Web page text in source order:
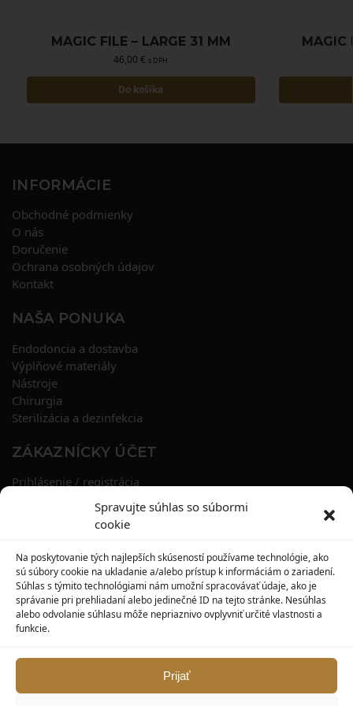
Spravujte súhlas so súbormi
cookie
Na poskytovanie tých najlepších skúseností používame technológie, ako
sú súbory cookie na ukladanie a/alebo prístup k informáciám o zariadení.
Súhlas s týmito technológiami nám umožní spracovávať údaje, ako je
správanie pri prehliadaní alebo jedinečné ID na tejto stránke. Nesúhlas
alebo odvolanie súhlasu môže nepriaznivo ovplyvniť určité vlastnosti a
funkcie.
Prijať
MAGIC FILE – LARGE 31 MM
46,00€ s DPH
Do košíka
MAGIC
INFORMÁCIE
Obchodné podmienky
O nás
Doručenie
Ochrana osobných údajov
Kontakt
NAŠA PONUKA
Endodoncia a dostavba
Výplňové materiály
Nástroje
Chirurgia
Sterilizácia a dezinfekcia
ZÁKAZNÍCKY ÚČET
Prihlásenie / registrácia
História objednávok
Zľavové kupóny
KONTAKT
MAXILO DENTAL, s. r. o.
917 05 Trnava